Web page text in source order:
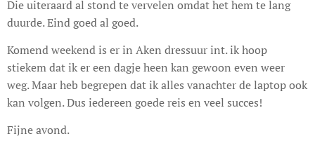
Die uiteraard al stond te vervelen omdat het hem te lang
duurde. Eind goed al goed.
Komend weekend is er in Aken dressuur int. ik hoop
stiekem dat ik er een dagje heen kan gewoon even weer
weg. Maar heb begrepen dat ik alles vanachter de laptop ook
kan volgen. Dus iedereen goede reis en veel succes!
Fijne avond.